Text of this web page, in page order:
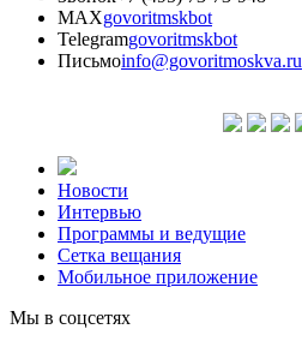
MAXgovoritmskbot
Telegramgovoritmskbot
Письмоinfo@govoritmoskva.ru
Новости
Интервью
Программы и ведущие
Сетка вещания
Мобильное приложение
Мы в соцсетях